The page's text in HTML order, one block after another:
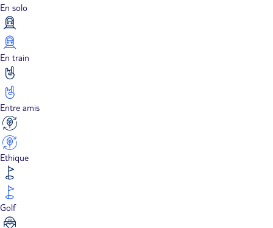
En solo
En train
Entre amis
Ethique
Golf